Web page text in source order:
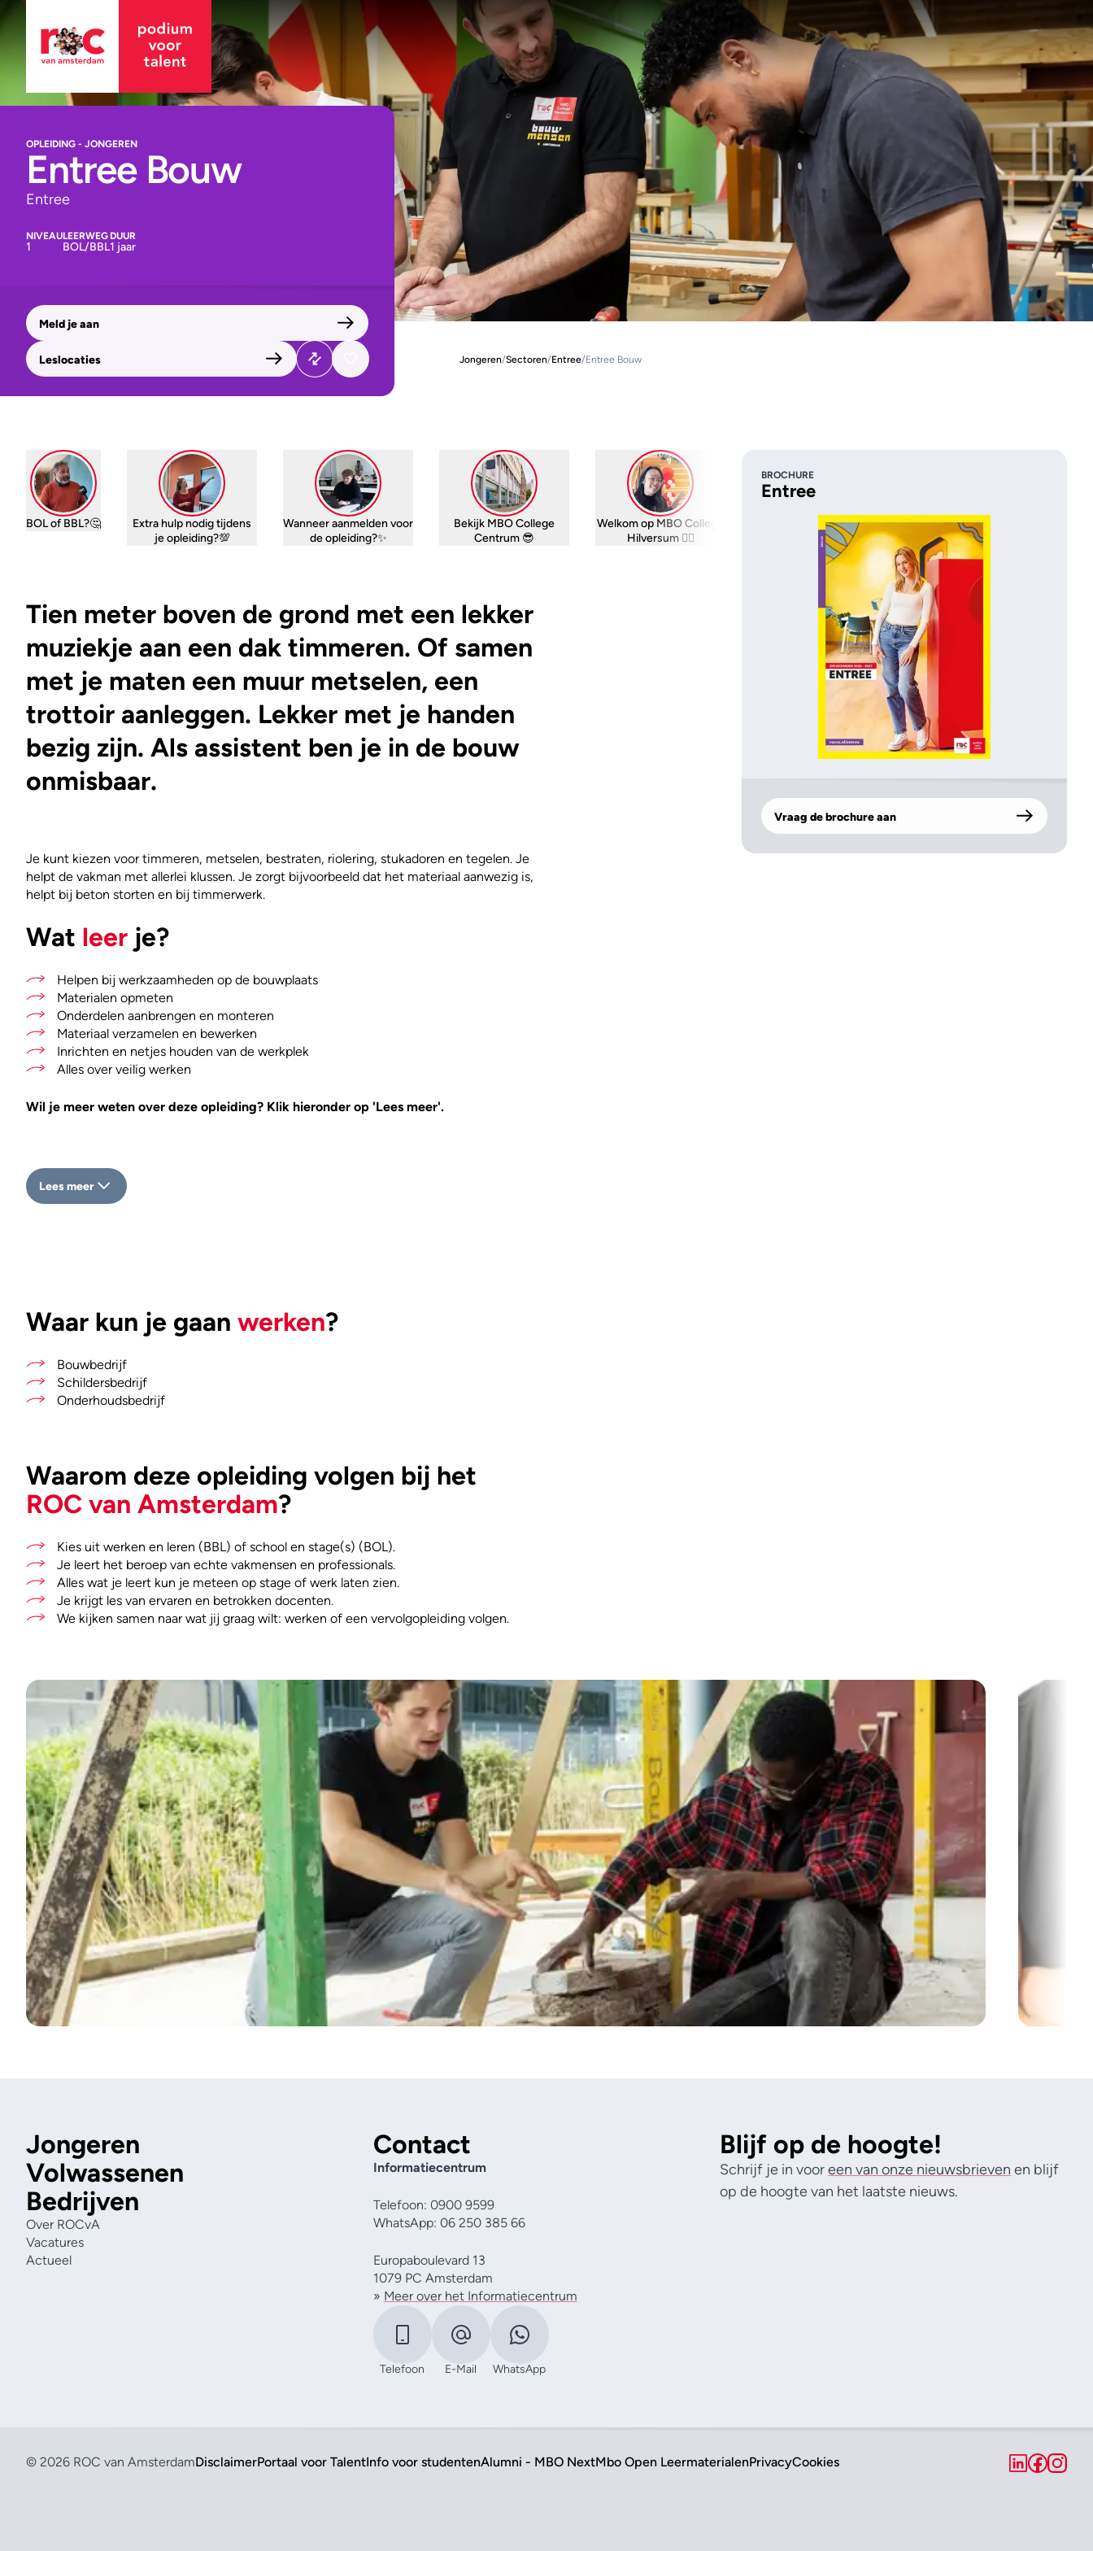
OPLEIDING - JONGEREN
Entree Bouw
Entree
NIVEAU
1
LEERWEG
BOL/BBL
DUUR
1 jaar
Meld je aan
Leslocaties Jongeren/Sectoren/Entree/Entree Bouw
BOL of BBL?🤔
Extra hulp nodig tijdens
je opleiding?💯
Wanneer aanmelden voor
de opleiding?✨
Bekijk MBO College
Centrum 😎
Welkom op MBO College
Hilversum 👆🏽
Dit is MBO College
Westpoort 👀
Tien meter boven de grond met een lekker
muziekje aan een dak timmeren. Of samen
met je maten een muur metselen, een
trottoir aanleggen. Lekker met je handen
bezig zijn. Als assistent ben je in de bouw
onmisbaar.
Je kunt kiezen voor timmeren, metselen, bestraten, riolering, stukadoren en tegelen. Je
helpt de vakman met allerlei klussen. Je zorgt bijvoorbeeld dat het materiaal aanwezig is,
helpt bij beton storten en bij timmerwerk.
Wat leer je?
Helpen bij werkzaamheden op de bouwplaats
Materialen opmeten
Onderdelen aanbrengen en monteren
Materiaal verzamelen en bewerken
Inrichten en netjes houden van de werkplek
Alles over veilig werken
Wil je meer weten over deze opleiding? Klik hieronder op 'Lees meer'.
Lees meer
BROCHURE
Entree
Vraag de brochure aan
Waar kun je gaan werken?
Bouwbedrijf
Schildersbedrijf
Onderhoudsbedrijf
Waarom deze opleiding volgen bij het
ROC van Amsterdam?
Kies uit werken en leren (BBL) of school en stage(s) (BOL).
Je leert het beroep van echte vakmensen en professionals.
Alles wat je leert kun je meteen op stage of werk laten zien.
Je krijgt les van ervaren en betrokken docenten.
We kijken samen naar wat jij graag wilt: werken of een vervolgopleiding volgen.
Jongeren
Volwassenen
Bedrijven
Over ROCvA
Vacatures
Actueel
Contact
Informatiecentrum
Telefoon: 0900 9599
WhatsApp: 06 250 385 66
Europaboulevard 13
1079 PC Amsterdam
» Meer over het Informatiecentrum
Telefoon E-Mail WhatsApp
Blijf op de hoogte!
Schrijf je in vooreen van onze nieuwsbrieven en blijf
op de hoogte van het laatste nieuws.
DisclaimerPortaal voor TalentInfo voor studentenAlumni - MBO NextMbo Open LeermaterialenPrivacyCookies
© 2026 ROC van Amsterdam